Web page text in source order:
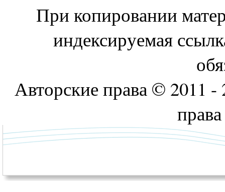
При копировании
индексируемая
Авторские права © 2011